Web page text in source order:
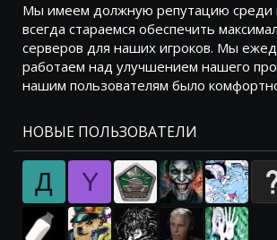
Мы имеем должную репутацию среди
всегда стараемся обеспечить
серверов для наших игроков. Мы
работаем над улучшением нашего
нашим пользователям было
НОВЫЕ ПОЛЬЗОВАТЕЛИ
Д Y